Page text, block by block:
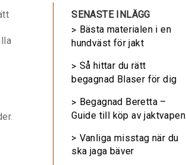
SENASTE INLÄGG
Bästa materialen i en
hundväst för jakt
Så hittar du rätt
begagnad Blaser för dig
Begagnad Beretta –
Guide till köp av jaktvapen
Vanliga misstag när du
ska jaga bäver